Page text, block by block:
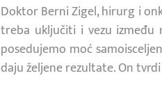
Doktor Berni Zigel, hirurg i
treba uključiti i vezu između
posedujemo moć
daju željene rezultate. On